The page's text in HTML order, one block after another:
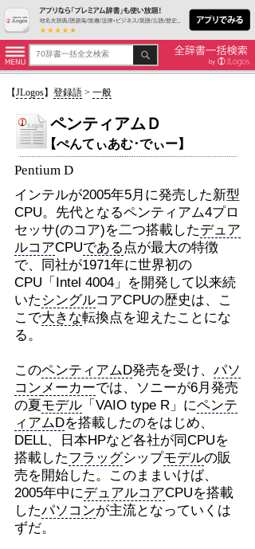
【JLogos】 登録語> 一般
ペンティアムＤ
【ぺんてぃあむ･でぃー】
Pentium D
インテルが2005年5月に発売した新型
CPU。先代となるペンティアム4プロ
セッサ(のコア)を二つ搭載したデュア
ルコアCPUである 点が最大の特徴
で、同社が1971年に世界初の
CPU「Intel 4004」を開発して以来続
いた シングルコアCPUの歴史は、こ
こで大きな転換点を迎えたことにな
る。
このペンティアムD発売を受け、 パソ
コンメーカーでは、ソニーが6月発売
の夏モデル「VAIO type R」にペンテ
ィアムDを搭載したのをはじめ、
DELL、日本HPなど各社が同CPUを
搭載したフラッグシップモデルの販
売を開始した。このままいけば、
2005年中にデュアルコアCPUを搭載
したパソコンが主流となっていくは
ずだ。